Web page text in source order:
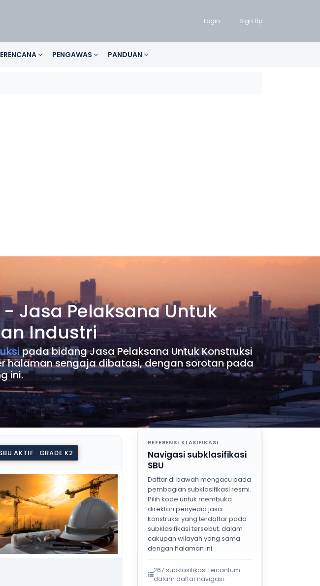
Login Sign Up
PENGAWAS PANDUAN
Jasa Pelaksana Untuk
Industri
pada bidang Jasa Pelaksana Untuk Konstruksi
halaman sengaja dibatasi, dengan sorotan pada
ini.
AKTIF · GRADE K2
REFERENSI KLASIFIKASI
Navigasi subklasifikasi
SBU
Daftar di bawah mengacu pada
pembagian subklasifikasi resmi.
Pilih kode untuk membuka
direktori penyedia jasa
konstruksi yang terdaftar pada
subklasifikasi tersebut, dalam
cakupan wilayah yang sama
dengan halaman ini.
267 subklasifikasi tercantum
dalam daftar navigasi.